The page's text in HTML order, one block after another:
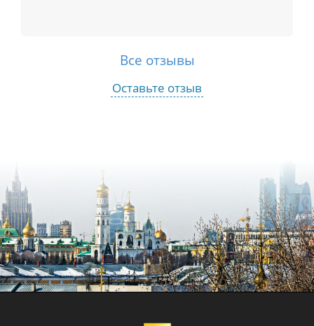
Все отзывы
Оставьте отзыв